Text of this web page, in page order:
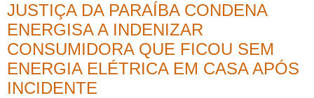
JUSTIÇA DA PARAÍBA CONDENA
ENERGISA A INDENIZAR
CONSUMIDORA QUE FICOU SEM
ENERGIA ELÉTRICA EM CASA APÓS
INCIDENTE